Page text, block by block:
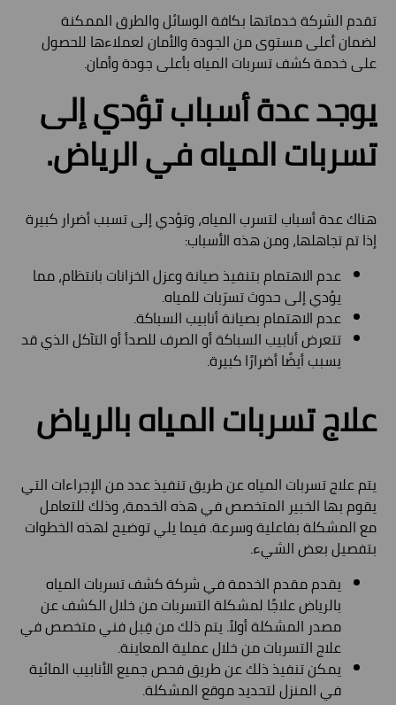
تقدم الشركة خدماتها بكافة الوسائل والطرق الممكنة
لضمان أعلى مستوى من الجودة والأمان لعملاءها للحصول
على خدمة كشف تسربات المياه بأعلى جودة وأمان.
يوجد عدة أسباب تؤدي إلى
تسربات المياه في الرياض.
هناك عدة أسباب لتسرب المياه، وتؤدي إلى تسبب أضرار كبيرة
إذا تم تجاهلها، ومن هذه الأسباب:
عدم الاهتمام بتنفيذ صيانة وعزل الخزانات بانتظام، مما
يؤدي إلى حدوث تسرّبات للمياه.
عدم الاهتمام بصيانة أنابيب السباكة.
تتعرض أنابيب السباكة أو الصرف للصدأ أو التآكل الذي قد
يسبب أيضًا أضرارًا كبيرة.
علاج تسربات المياه بالرياض
يتم علاج تسربات المياه عن طريق تنفيذ عدد من الإجراءات التي
يقوم بها الخبير المتخصص في هذه الخدمة، وذلك للتعامل
مع المشكلة بفاعلية وسرعة. فيما يلي توضيح لهذه الخطوات
بتفصيل بعض الشيء.
يقدم مقدم الخدمة في شركة كشف تسربات المياه
بالرياض علاجًا لمشكلة التسربات من خلال الكشف عن
مصدر المشكلة أولاً. يتم ذلك من قِبل فني متخصص في
علاج التسربات من خلال عملية المعاينة.
يمكن تنفيذ ذلك عن طريق فحص جميع الأنابيب المائية
في المنزل لتحديد موقع المشكلة.